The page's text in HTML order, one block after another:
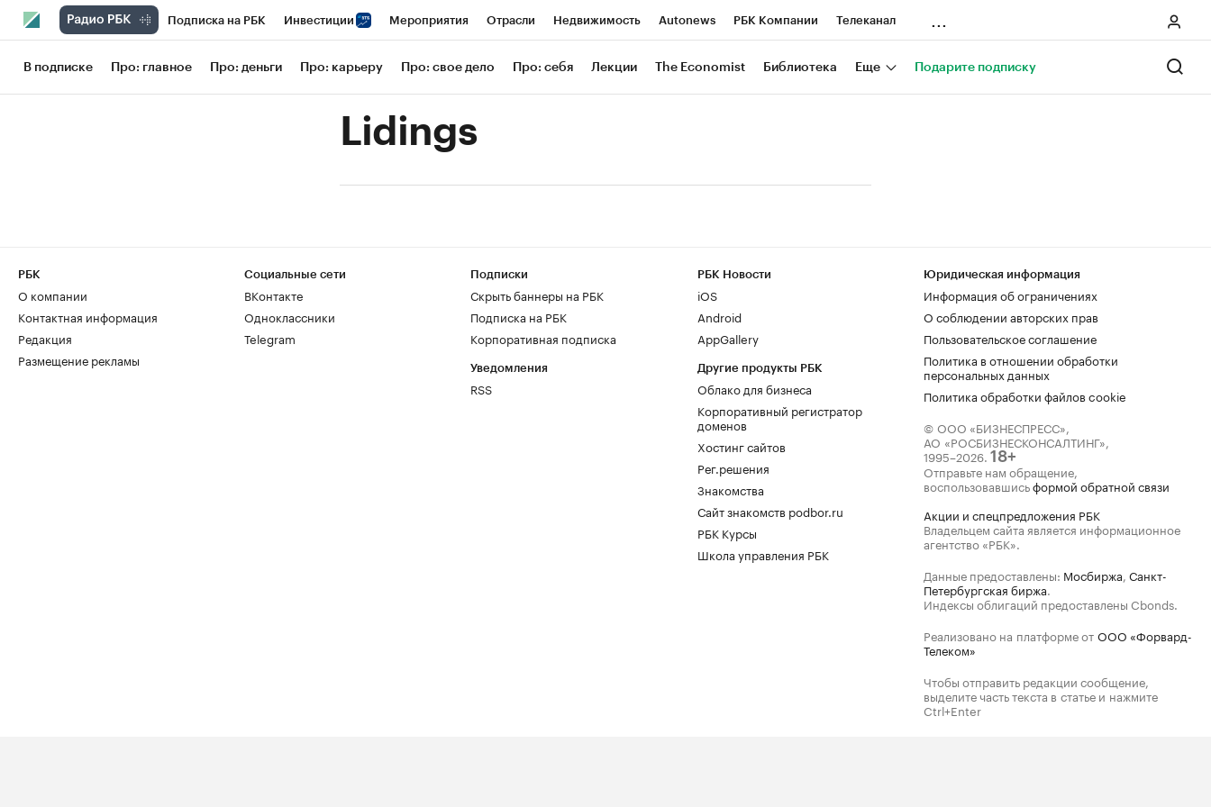
Подписка на РБК Инвестиции Мероприятия Отрасли Недвижимость Autonews РБК Компании Телеканал
РБК Вино Школа управления РБК РБК Образование РБК Курсы РБК Life Тренды Визионеры
Франшизы Спецпроекты СПб
Политика Экономика Бизнес Технологии и медиа Финансы Рынок наличной валюты
В подписке Про: главное Про: деньги Про: карьеру Про: свое дело Про: себя Лекции The Economist Библиотека Еще Подарите подписку
Lidings
РБК
О компании
Контактная информация
Редакция
Размещение рекламы
Социальные сети
ВКонтакте
Одноклассники
Telegram
Подписки
Скрыть баннеры на РБК
Подписка на РБК
Корпоративная подписка
Уведомления
RSS
РБК Новости
iOS
Android
AppGallery
Другие продукты РБК
Облако для бизнеса
Корпоративный регистратор
доменов
Хостинг сайтов
Рег.решения
Знакомства
Сайт знакомств podbor.ru
РБК Курсы
Школа управления РБК
Юридическая информация
Информация об ограничениях
О соблюдении авторских прав
Пользовательское соглашение
Политика в отношении обработки
персональных данных
Политика обработки файлов cookie
© ООО «БИЗНЕСПРЕСС»,
АО «РОСБИЗНЕСКОНСАЛТИНГ»,
1995–2026. 18+
Отправьте нам обращение,
воспользовавшисьформой обратной связи
Акции и спецпредложения РБК
Владельцем сайта является информационное
агентство «РБК».
Данные предоставлены: Мосбиржа, Санкт-
Петербургская биржа.
Индексы облигаций предоставлены Cbonds.
Реализовано на платформе от ООО «Форвард-
Телеком»
Чтобы отправить редакции сообщение,
выделите часть текста в статье и нажмите
Ctrl+Enter